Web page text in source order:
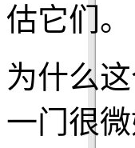
估它们。
为什么
一门很